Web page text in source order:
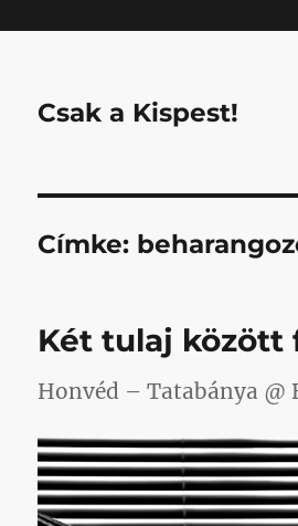
Csak a Kispest!
Címke:
Két tulaj között
Honvéd – Tatabánya @